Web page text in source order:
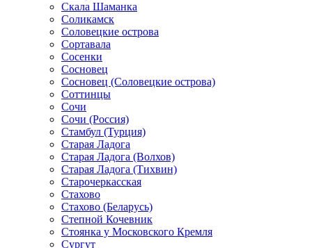
Скала Шаманка
Соликамск
Соловецкие острова
Сортавала
Сосенки
Сосновец
Сосновец (Соловецкие острова)
Соттинцы
Сочи
Сочи (Россия)
Стамбул (Турция)
Старая Ладога
Старая Ладога (Волхов)
Старая Ладога (Тихвин)
Старочеркасская
Стахово
Стахово (Беларусь)
Степной Кочевник
Стоянка у Московского Кремля
Сургут